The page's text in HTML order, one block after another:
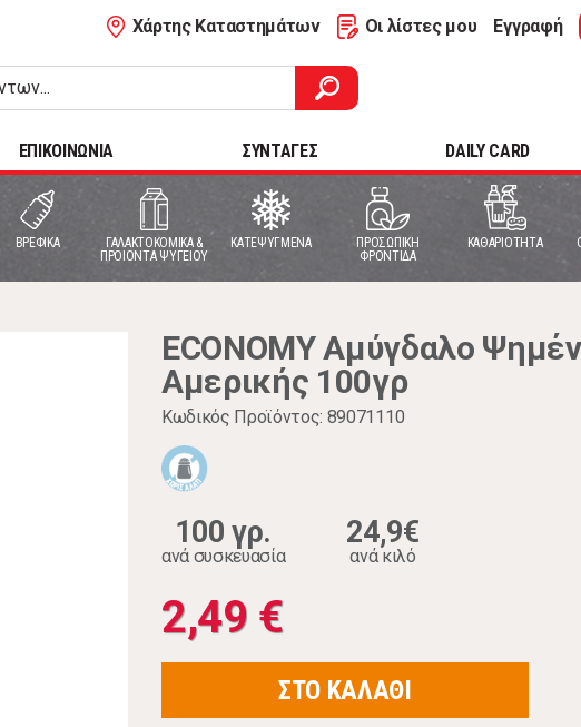
Χάρτης Καταστημάτων Οι λίστες μου Εγγραφή
ΕΠΙΚΟΙΝΩΝΙΑ ΣΥΝΤΑΓΕΣ DAILY CARD
ΒΡΕΦΙΚΑ
ΓΑΛΑΚΤΟΚΟΜΙΚΑ &
ΠΡΟΙΟΝΤΑ ΨΥΓΕΙΟΥ
ΚΑΤΕΨΥΓΜΕΝΑ
ΠΡΟΣΩΠΙΚΗ
ΦΡΟΝΤΙΔΑ
ΚΑΘΑΡΙΟΤΗΤΑ
ECONOMY Αμύγδαλο
Αμερικής 100γρ
Κωδικός Προϊόντος: 89071110
100 γρ.
ανά συσκευασία
24,9€
ανά κιλό
2,49 €
ΣΤΟ ΚΑΛΑΘΙ